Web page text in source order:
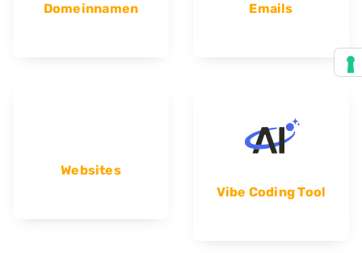
Domeinnamen Emails
Websites
Vibe Coding Tool